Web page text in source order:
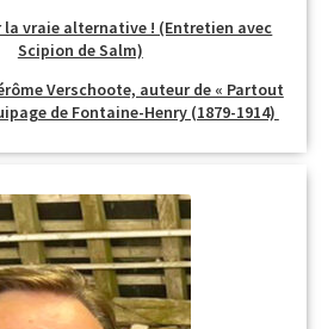
vraie alternative ! (Entretien avec
Scipion de Salm)
Verschoote, auteur de « Partout
de Fontaine-Henry (1879-1914)